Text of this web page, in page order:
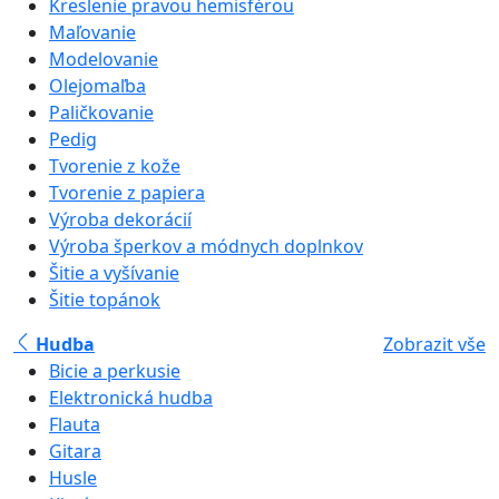
Kreslenie pravou hemisférou
Maľovanie
Modelovanie
Olejomaľba
Paličkovanie
Pedig
Tvorenie z kože
Tvorenie z papiera
Výroba dekorácií
Výroba šperkov a módnych doplnkov
Šitie a vyšívanie
Šitie topánok
Hudba
Zobrazit vše
Bicie a perkusie
Elektronická hudba
Flauta
Gitara
Husle